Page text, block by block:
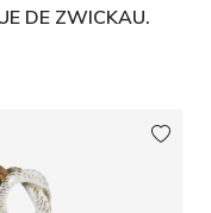
DE ZWICKAU.